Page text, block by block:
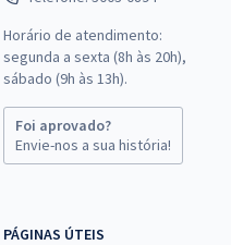
Horário de atendimento:
segunda a sexta (8h às 20h),
sábado (9h às 13h).
Foi aprovado?
Envie-nos a sua história!
PÁGINAS ÚTEIS